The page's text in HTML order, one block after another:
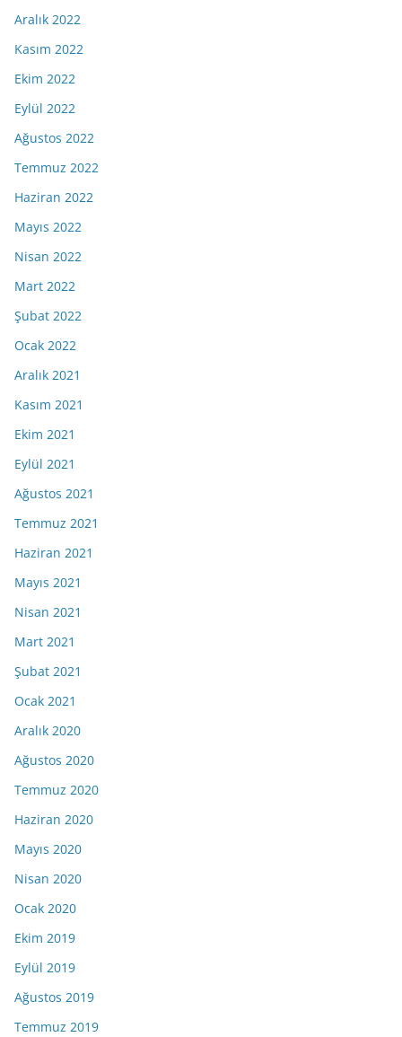
Aralık 2022
Kasım 2022
Ekim 2022
Eylül 2022
Ağustos 2022
Temmuz 2022
Haziran 2022
Mayıs 2022
Nisan 2022
Mart 2022
Şubat 2022
Ocak 2022
Aralık 2021
Kasım 2021
Ekim 2021
Eylül 2021
Ağustos 2021
Temmuz 2021
Haziran 2021
Mayıs 2021
Nisan 2021
Mart 2021
Şubat 2021
Ocak 2021
Aralık 2020
Ağustos 2020
Temmuz 2020
Haziran 2020
Mayıs 2020
Nisan 2020
Ocak 2020
Ekim 2019
Eylül 2019
Ağustos 2019
Temmuz 2019